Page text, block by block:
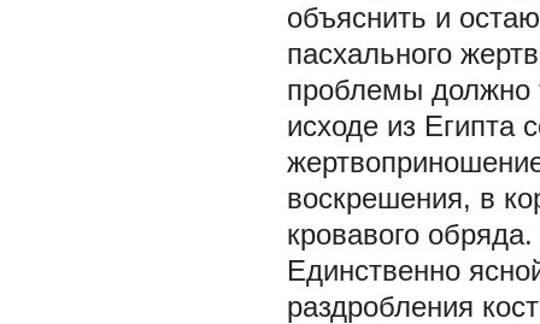
объяснить и
пасхального
проблемы должно
исходе из Египта
воскрешения, в
кровавого обряда.
Единственно
раздробления